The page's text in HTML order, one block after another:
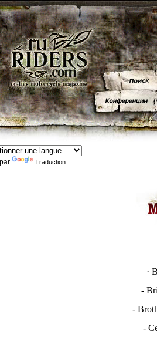
Traduction
·
-
-
-